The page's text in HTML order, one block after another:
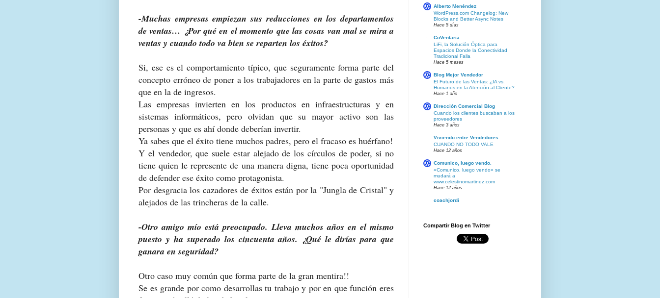
-Muchas empresas empiezan sus reducciones en los departamentos
de ventas… ¿Por qué en el momento que las cosas van mal se mira a
ventas y cuando todo va bien se reparten los éxitos?
Si, ese es el comportamiento típico, que seguramente forma parte del
concepto erróneo de poner a los trabajadores en la parte de gastos más
que en la de ingresos.
Las empresas invierten en los productos en infraestructuras y en
sistemas informáticos, pero olvidan que su mayor activo son las
personas y que es ahí donde deberían invertir.
Ya sabes que el éxito tiene muchos padres, pero el fracaso es huérfano!
Y el vendedor, que suele estar alejado de los círculos de poder, si no
tiene quien le represente de una manera digna, tiene poca oportunidad
de defender ese éxito como protagonista.
Por desgracia los cazadores de éxitos están por la "Jungla de Cristal" y
alejados de las trincheras de la calle.
-Otro amigo mío está preocupado. Lleva muchos años en el mismo
puesto y ha superado los cincuenta años. ¿Qué le dirías para que
ganara en seguridad?
Otro caso muy común que forma parte de la gran mentira!!
Se es grande por como desarrollas tu trabajo y por en que función eres
Alberto Menéndez
WordPress.com Changelog: New
Blocks and Better Async Notes
Hace 5 días
CoVentaria
LiFi, la Solución Óptica para
Espacios Donde la Conectividad
Tradicional Falla
Hace 5 meses
Blog Mejor Vendedor
El Futuro de las Ventas: ¿IA vs.
Humanos en la Atención al Cliente?
Hace 1 año
Dirección Comercial Blog
Cuando los clientes buscaban a los
proveedores
Hace 3 años
Viviendo entre Vendedores
CUANDO NO TODO VALE
Hace 12 años
Comunico, luego vendo.
«Comunico, luego vendo» se
mudará a
www.celestinomartinez.com
Hace 12 años
coachjordi
Compartir Blog en Twitter